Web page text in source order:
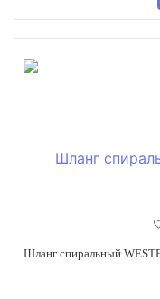
Шланг спиральный